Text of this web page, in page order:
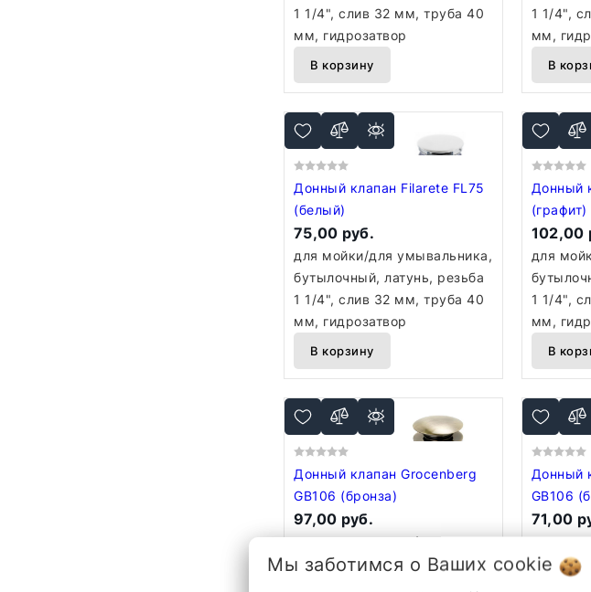
1 1/4", слив 32 мм, труба 40
мм, гидрозатвор
В корзину
1 1/4",
мм,
В
Донный клапан Filarete FL75
(белый)
75,00 руб.
для мойки/для умывальника,
бутылочный, латунь, резьба
1 1/4", слив 32 мм, труба 40
мм, гидрозатвор
В корзину
Донный
(графит)
102,00
для
1 1/4",
мм,
В
Донный клапан Grocenberg
GB106 (бронза)
97,00 руб.
для умывальника/для ванны,
бутылочный, латунь, резьба
Донный
GB106
71,00
для
Мы заботимся о Ваших cookie